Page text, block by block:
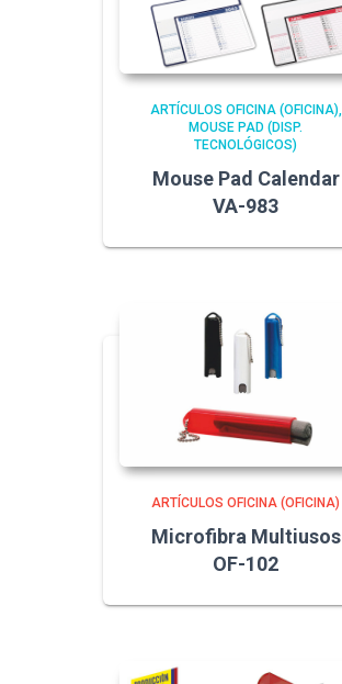
ARTÍCULOS OFICINA (OFICINA)
MOUSE PAD (DISP.
TECNOLÓGICOS)
Mouse Pad Calendar
VA-983
ARTÍCULOS OFICINA (OFICINA)
Microfibra Multiusos
OF-102